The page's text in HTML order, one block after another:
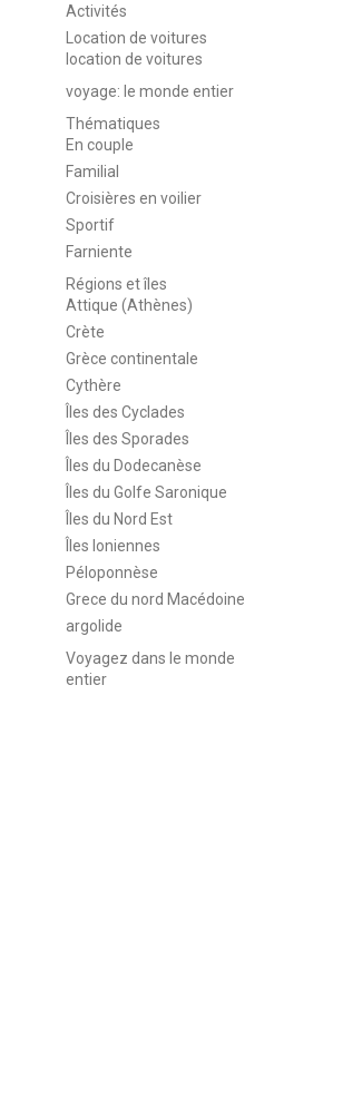
Activités
Location de voitures
location de voitures
voyage: le monde entier
Thématiques
En couple
Familial
Croisières en voilier
Sportif
Farniente
Régions et îles
Attique (Athènes)
Crète
Grèce continentale
Cythère
Îles des Cyclades
Îles des Sporades
Îles du Dodecanèse
Îles du Golfe Saronique
Îles du Nord Est
Îles Ioniennes
Péloponnèse
Grece du nord Macédoine
argolide
Voyagez dans le monde
entier